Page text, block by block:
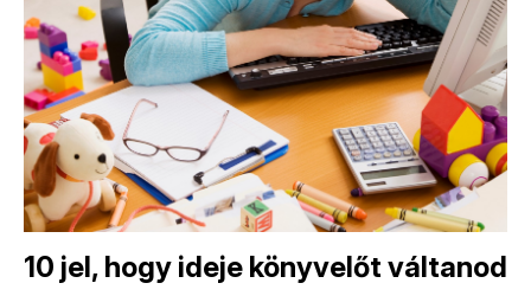
10 jel, hogy ideje könyvelőt váltanod